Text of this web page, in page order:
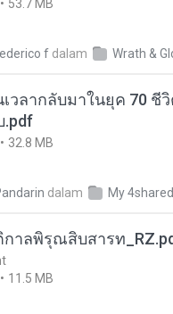
53.7 MB
f dalam Wrath &
วลากลับมาในยุค 70 ชี
.pdf
32.8 MB
dalam My 4shared
กาลพิรุณสิบสารท
11.5 MB